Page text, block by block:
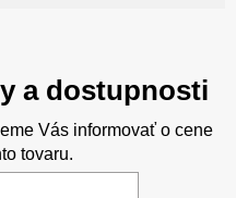
a dostupnosti
Vás informovať o cene
tovaru.